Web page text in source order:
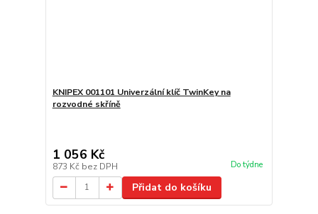
KNIPEX 001101 Univerzální klíč TwinKey na
rozvodné skříně
1 056 Kč
873 Kč bez DPH Do týdne
Přidat do košíku